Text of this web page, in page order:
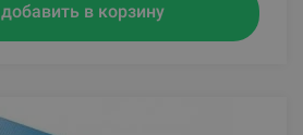
добавить в корзину